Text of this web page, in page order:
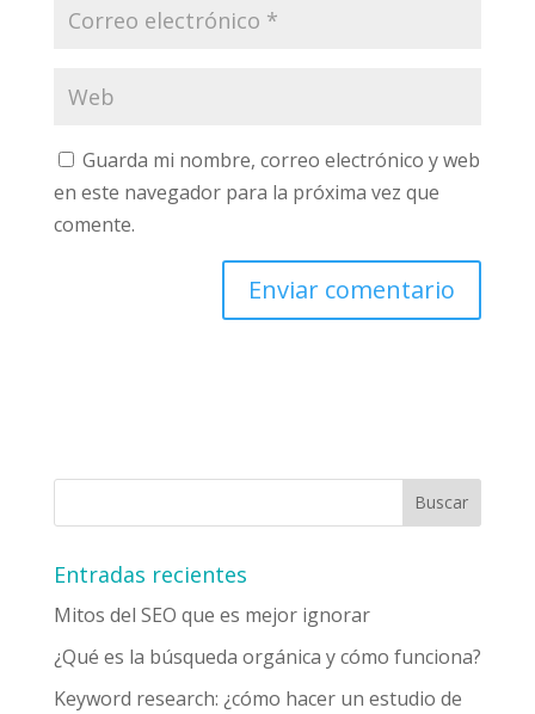
Guarda mi nombre, correo electrónico y web
en este navegador para la próxima vez que
comente.
Entradas recientes
Mitos del SEO que es mejor ignorar
¿Qué es la búsqueda orgánica y cómo funciona?
Keyword research: ¿cómo hacer un estudio de